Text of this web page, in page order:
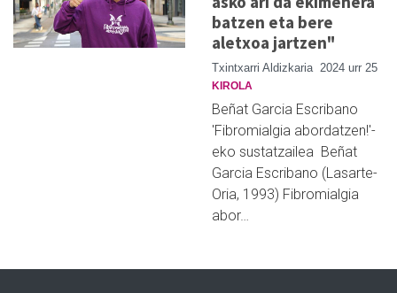
batzen eta bere
aletxoa jartzen"
Txintxarri Aldizkaria 2024 urr 25
KIROLA
Beñat Garcia Escribano
'Fibromialgia abordatzen!'-
eko sustatzailea Beñat
Garcia Escribano (Lasarte-
Oria, 1993) Fibromialgia
abor…